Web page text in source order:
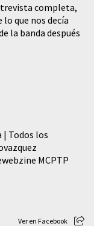
completa,
que nos decía
la banda después
| Todos los
MCPTP
Ver en Facebook